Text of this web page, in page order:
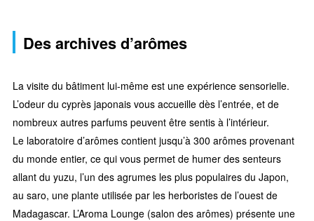
Des archives d’arômes
La visite du bâtiment lui-même est une expérience sensorielle.
L’odeur du cyprès japonais vous accueille dès l’entrée, et de
nombreux autres parfums peuvent être sentis à l’intérieur.
Le laboratoire d’arômes contient jusqu’à 300 arômes provenant
du monde entier, ce qui vous permet de humer des senteurs
allant du yuzu, l’un des agrumes les plus populaires du Japon,
au saro, une plante utilisée par les herboristes de l’ouest de
Madagascar. L’Aroma Lounge (salon des arômes) présente une